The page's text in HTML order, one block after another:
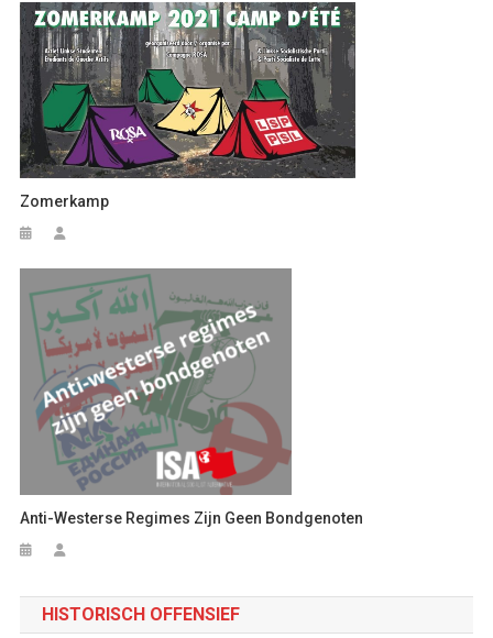
Zomerkamp
Anti-Westerse Regimes Zijn Geen Bondgenoten
HISTORISCH OFFENSIEF